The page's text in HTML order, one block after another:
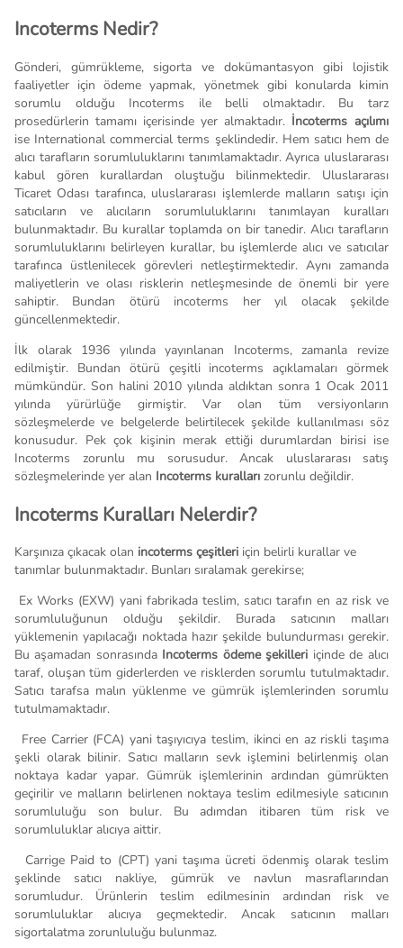
Incoterms Nedir?
Gönderi, gümrükleme, sigorta ve dokümantasyon gibi lojistik
faaliyetler için ödeme yapmak, yönetmek gibi konularda kimin
sorumlu olduğu Incoterms ile belli olmaktadır. Bu tarz
prosedürlerin tamamı içerisinde yer almaktadır. İncoterms açılımı
ise International commercial terms şeklindedir. Hem satıcı hem de
alıcı tarafların sorumluluklarını tanımlamaktadır. Ayrıca uluslararası
kabul gören kurallardan oluştuğu bilinmektedir. Uluslararası
Ticaret Odası tarafınca, uluslararası işlemlerde malların satışı için
satıcıların ve alıcıların sorumluluklarını tanımlayan kuralları
bulunmaktadır. Bu kurallar toplamda on bir tanedir. Alıcı tarafların
sorumluluklarını belirleyen kurallar, bu işlemlerde alıcı ve satıcılar
tarafınca üstlenilecek görevleri netleştirmektedir. Aynı zamanda
maliyetlerin ve olası risklerin netleşmesinde de önemli bir yere
sahiptir. Bundan ötürü incoterms her yıl olacak şekilde
güncellenmektedir.
İlk olarak 1936 yılında yayınlanan Incoterms, zamanla revize
edilmiştir. Bundan ötürü çeşitli incoterms açıklamaları görmek
mümkündür. Son halini 2010 yılında aldıktan sonra 1 Ocak 2011
yılında yürürlüğe girmiştir. Var olan tüm versiyonların
sözleşmelerde ve belgelerde belirtilecek şekilde kullanılması söz
konusudur. Pek çok kişinin merak ettiği durumlardan birisi ise
Incoterms zorunlu mu sorusudur. Ancak uluslararası satış
sözleşmelerinde yer alan Incoterms kuralları zorunlu değildir.
Incoterms Kuralları Nelerdir?
Karşınıza çıkacak olan incoterms çeşitleri için belirli kurallar ve
tanımlar bulunmaktadır. Bunları sıralamak gerekirse;
Ex Works (EXW) yani fabrikada teslim, satıcı tarafın en az risk ve
sorumluluğunun olduğu şekildir. Burada satıcının malları
yüklemenin yapılacağı noktada hazır şekilde bulundurması gerekir.
Bu aşamadan sonrasında Incoterms ödeme şekilleri içinde de alıcı
taraf, oluşan tüm giderlerden ve risklerden sorumlu tutulmaktadır.
Satıcı tarafsa malın yüklenme ve gümrük işlemlerinden sorumlu
tutulmamaktadır.
Free Carrier (FCA) yani taşıyıcıya teslim, ikinci en az riskli taşıma
şekli olarak bilinir. Satıcı malların sevk işlemini belirlenmiş olan
noktaya kadar yapar. Gümrük işlemlerinin ardından gümrükten
geçirilir ve malların belirlenen noktaya teslim edilmesiyle satıcının
sorumluluğu son bulur. Bu adımdan itibaren tüm risk ve
sorumluluklar alıcıya aittir.
Carrige Paid to (CPT) yani taşıma ücreti ödenmiş olarak teslim
şeklinde satıcı nakliye, gümrük ve navlun masraflarından
sorumludur. Ürünlerin teslim edilmesinin ardından risk ve
sorumluluklar alıcıya geçmektedir. Ancak satıcının malları
sigortalatma zorunluluğu bulunmaz.